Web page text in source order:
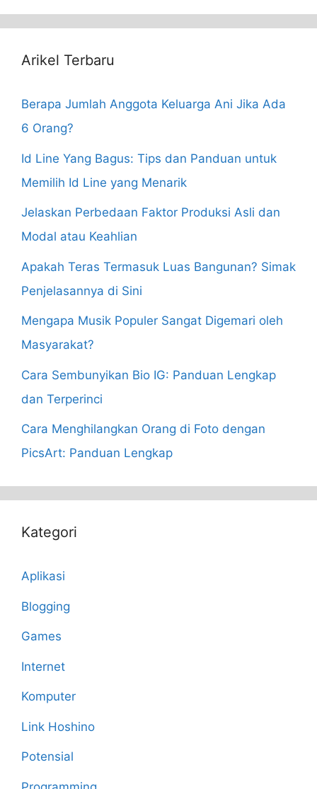
Arikel Terbaru
Berapa Jumlah Anggota Keluarga Ani Jika Ada
6 Orang?
Id Line Yang Bagus: Tips dan Panduan untuk
Memilih Id Line yang Menarik
Jelaskan Perbedaan Faktor Produksi Asli dan
Modal atau Keahlian
Apakah Teras Termasuk Luas Bangunan? Simak
Penjelasannya di Sini
Mengapa Musik Populer Sangat Digemari oleh
Masyarakat?
Cara Sembunyikan Bio IG: Panduan Lengkap
dan Terperinci
Cara Menghilangkan Orang di Foto dengan
PicsArt: Panduan Lengkap
Kategori
Aplikasi
Blogging
Games
Internet
Komputer
Link Hoshino
Potensial